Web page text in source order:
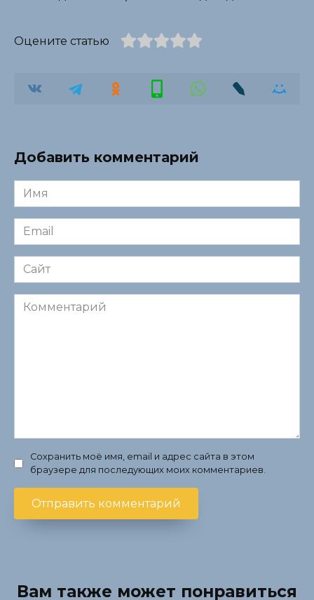
Оцените статью
Добавить комментарий
Имя
*
Email
*
Сайт
Комментарий
Сохранить моё имя, email и адрес сайта в этом
браузере для последующих моих комментариев.
Вам также может понравиться